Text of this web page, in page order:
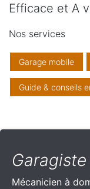
Efficace et A
Nos services
Garage mobile
Guide & conseils
Mécanicien à